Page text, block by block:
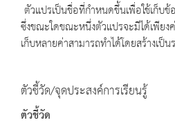
ตัวแปรเป็นชื่อที่กำหนดขึ้นเพื่อใช้เก็บข้
ซึ่งขณะใดขณะหนึ่งตัวแปรจะมีได้เพียง
เก็บหลายค่าสามารถทำได้โดยสร้างเป็
ตัวชี้วัด/จุดประสงค์การเรียนรู้
ตัวชี้วัด